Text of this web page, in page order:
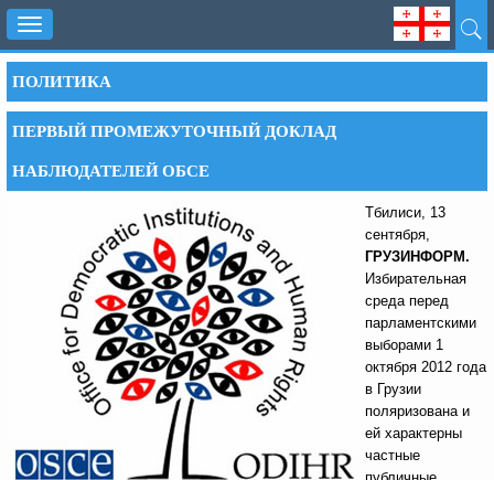
Toggle
navigation
ПОЛИТИКА
ПЕРВЫЙ ПРОМЕЖУТОЧНЫЙ ДОКЛАД
НАБЛЮДАТЕЛЕЙ ОБСЕ
Тбилиси, 13
сентября,
ГРУЗИНФОРМ.
Избирательная
среда перед
парламентскими
выборами 1
октября 2012 года
в Грузии
поляризована и
ей характерны
частные